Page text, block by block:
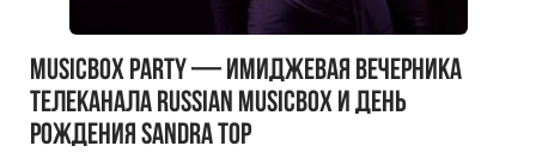
MUSICBOX PARTY — имиджевая вечерника
телеканала RUSSIAN MUSICBOX и день
рождения Sandra Top